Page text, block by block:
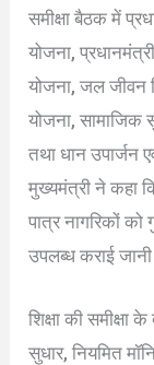
समीक्षा बैठक में
योजना,
योजना, जल जीवन
योजना, सामाजिक
तथा धान उपार्जन
मुख्यमंत्री ने कहा
पात्र नागरिकों को
उपलब्ध कराई जानी
शिक्षा की
सुधार, नियमित